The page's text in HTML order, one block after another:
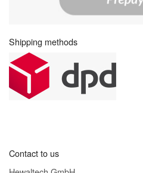
Shipping methods
Contact to us